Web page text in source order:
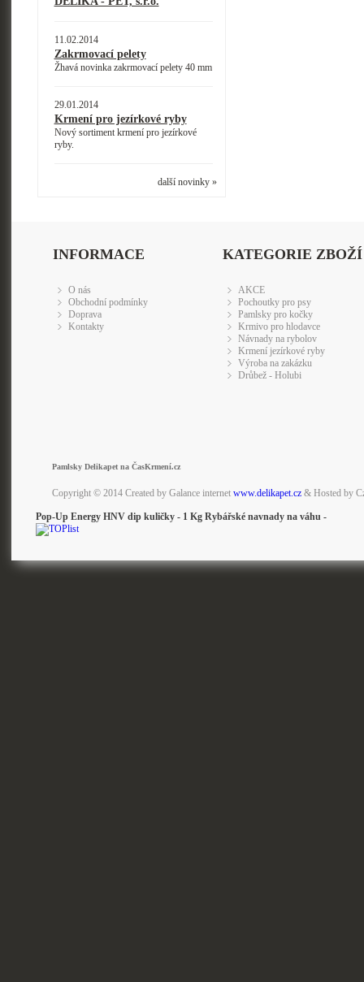
11.02.2014
Zakrmovací pelety
Žhavá novinka zakrmovací pelety 40 mm
29.01.2014
Krmení pro jezírkové ryby
Nový sortiment krmení pro jezírkové
ryby.
další novinky »
INFORMACE
O nás
Obchodní podmínky
Doprava
Kontakty
KATEGORIE ZBOŽÍ
AKCE
Pochoutky pro psy
Pamlsky pro kočky
Krmivo pro hlodavce
Návnady na rybolov
Krmení jezírkové ryby
Výroba na zakázku
Drůbež - Holubi
Pamlsky Delikapet na ČasKrmení.cz
Copyright © 2014 Created by Galance internet www.delikapet.cz& Hosted by
Pop-Up Energy HNV dip kuličky - 1 Kg Rybářské navnady na váhu -